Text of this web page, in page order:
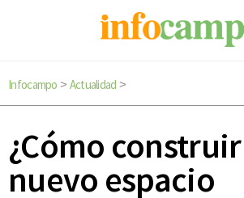
Infocampo > Actualidad >
¿Cómo
nuevo espacio